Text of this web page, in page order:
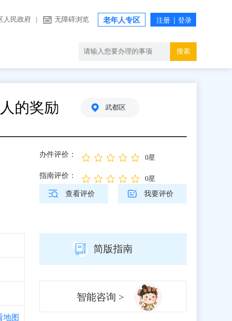
人民政府 无障碍浏览 老年人专区
搜索
的奖励 武都区
办件评价： 0星
指南评价： 0星
查看评价 我要评价
地图
简版指南
智能咨询 >